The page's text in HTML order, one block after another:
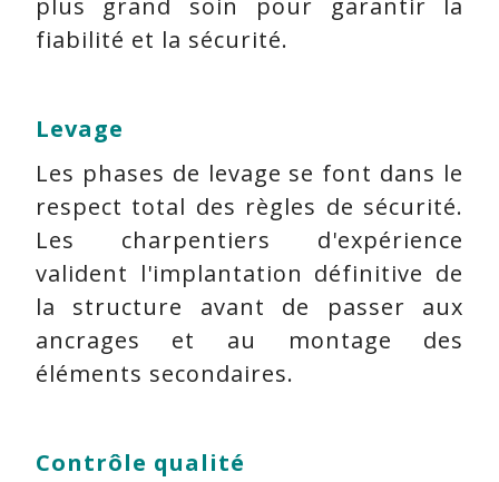
plus grand soin pour garantir la
fiabilité et la sécurité.
Levage
Les phases de levage se font dans le
respect total des règles de sécurité.
Les charpentiers d'expérience
valident l'implantation définitive de
la structure avant de passer aux
ancrages et au montage des
éléments secondaires.
Contrôle qualité